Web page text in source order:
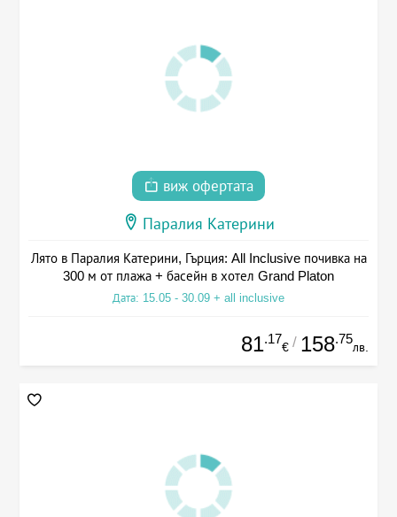
виж офертата
Паралия Катерини
Лято в Паралия Катерини, Гърция: All Inclusive почивка на
300 м от плажа + басейн в хотел Grand Platon
Дата: 15.05 - 30.09 + all inclusive
81.17
€ / 158.75
лв.